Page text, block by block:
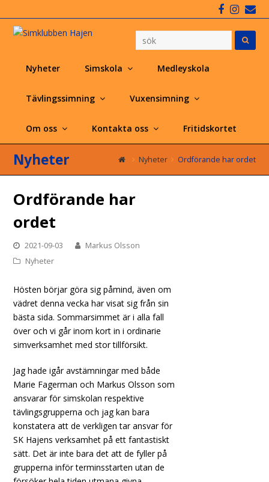
Nyheter Simskola Medleyskola
Tävlingssimning Vuxensimning
Om oss Kontakta oss Fritidskortet
Nyheter Nyheter Ordförande har ordet
Ordförande har
ordet
2021-09-03
Markus Olsson
Nyheter
Hösten börjar göra sig påmind, även om
vädret denna vecka har visat sig från sin
bästa sida. Sommarsimmet är i alla fall
över och vi går inom kort in i ordinarie
simverksamhet med stor tillförsikt.
Jag hade igår avstämningar med både
Marie Fagerman och Markus Olsson som
ansvarar för simskolan respektive
tävlingsgrupperna och jag kan bara
konstatera att de verkligen tar ansvar för
SK Hajens verksamhet på ett fantastiskt
sätt. Det är inte bara det att de fyller på
grupperna inför terminsstarten utan de